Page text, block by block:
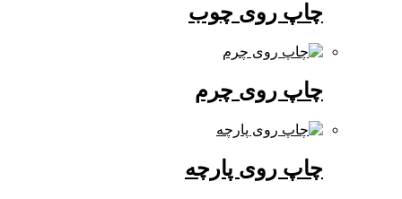
چاپ روی چوب
چاپ روی چرم
چاپ روی پارچه